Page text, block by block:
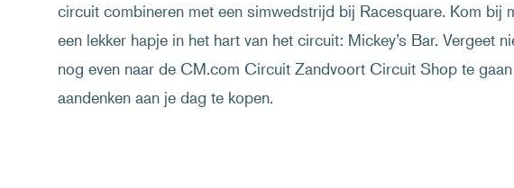
circuit combineren met een simwedstrijd bij Racesquare. Kom bij
een lekker hapje in het hart van het circuit: Mickey’s Bar. Vergeet
nog even naar de CM.com Circuit Zandvoort Circuit Shop te
aandenken aan je dag te kopen.